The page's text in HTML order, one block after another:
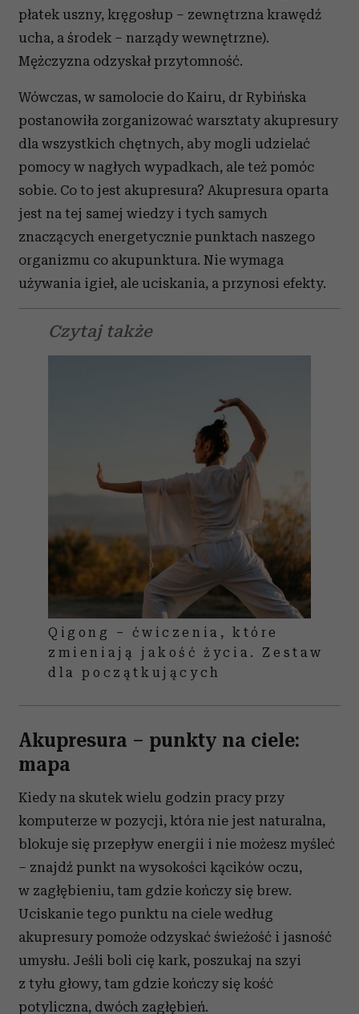
płatek uszny, kręgosłup – zewnętrzna krawędź
ucha, a środek – narządy wewnętrzne).
Mężczyzna odzyskał przytomność.
Wówczas, w samolocie do Kairu, dr Rybińska
postanowiła zorganizować warsztaty akupresury
dla wszystkich chętnych, aby mogli udzielać
pomocy w nagłych wypadkach, ale też pomóc
sobie. Co to jest akupresura? Akupresura oparta
jest na tej samej wiedzy i tych samych
znaczących energetycznie punktach naszego
organizmu co akupunktura. Nie wymaga
używania igieł, ale uciskania, a przynosi efekty.
Czytaj także
Qigong – ćwiczenia, które
zmieniają jakość życia. Zestaw
dla początkujących
Akupresura – punkty na ciele:
mapa
Kiedy na skutek wielu godzin pracy przy
komputerze w pozycji, która nie jest naturalna,
blokuje się przepływ energii i nie możesz myśleć
– znajdź punkt na wysokości kącików oczu,
w zagłębieniu, tam gdzie kończy się brew.
Uciskanie tego punktu na ciele według
akupresury pomoże odzyskać świeżość i jasność
umysłu. Jeśli boli cię kark, poszukaj na szyi
z tyłu głowy, tam gdzie kończy się kość
potyliczna, dwóch zagłębień.